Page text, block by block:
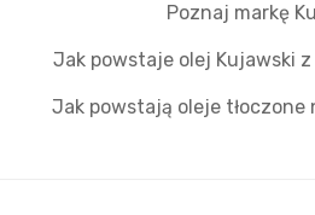
Poznaj markę
Jak powstaje olej Kujawski
Jak powstają oleje tłoczone